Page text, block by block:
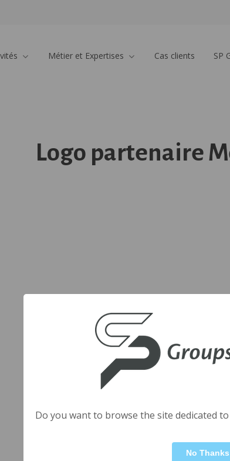
Métier et Expertises Cas clients SP
Logo partenaire
Do you want to browse the site dedicated
No Thanks